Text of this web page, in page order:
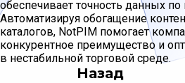
обеспечивает точность данных
Автоматизируя обогащение
каталогов, NotPIM помогает
конкурентное преимущество и
в нестабильной торговой среде.
Назад